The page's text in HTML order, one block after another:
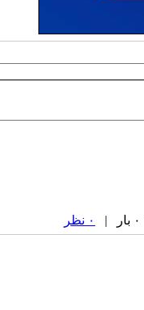
۰ نظر